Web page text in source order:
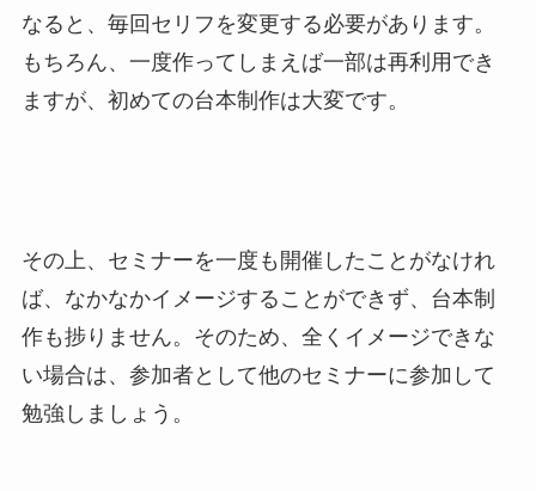
なると、毎回セリフを変更する必要があります。
もちろん、一度作ってしまえば一部は再利用でき
ますが、初めての台本制作は大変です。
その上、セミナーを一度も開催したことがなけれ
ば、なかなかイメージすることができず、台本制
作も捗りません。そのため、全くイメージできな
い場合は、参加者として他のセミナーに参加して
勉強しましょう。